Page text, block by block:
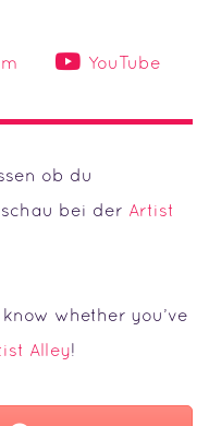
YouTube
ob du
bei der Artist
whether you’ve
Alley!